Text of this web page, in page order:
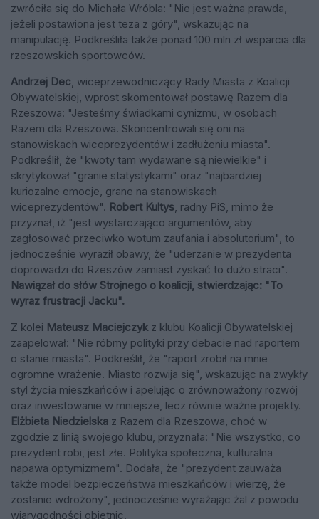
zwróciła się do Michała Wróbla: "Nie jest ważna prawda,
jeżeli postawiona jest teza z góry", wskazując na
manipulację. Podkreśliła także ponad 100 mln zł wsparcia dla
rzeszowskich sportowców.
Andrzej Dec, wiceprzewodniczący Rady Miasta z Koalicji
Obywatelskiej, wprost skomentował postawę Razem dla
Rzeszowa: "Jesteśmy świadkami cynizmu, w osobach
Razem dla Rzeszowa. Skoncentrowali się oni na
stanowiskach wiceprezydentów i zadłużeniu miasta".
Podkreślił, że "kwoty tam wydawane są niewielkie" i
skrytykował "granie statystykami" oraz "najbardziej
kuriozalne emocje, grane na stanowiskach
wiceprezydentów". Robert Kultys, radny PiS, mimo że
przyznał, iż "jest wystarczająco argumentów, aby
zagłosować przeciwko wotum zaufania i absolutorium", to
jednocześnie wyraził obawy, że "uderzanie w prezydenta
doprowadzi do Rzeszów zamiast zyskać to dużo straci".
Nawiązał do słów Strojnego o koalicji, stwierdzając: "To
wyraz frustracji Jacku".
Z kolei Mateusz Maciejczykz klubu Koalicji Obywatelskiej
zaapelował: "Nie róbmy polityki przy debacie nad raportem
o stanie miasta". Podkreślił, że "raport zrobił na mnie
ogromne wrażenie. Miasto rozwija się", wskazując na zwykły
styl życia mieszkańców i apelując o zrównoważony rozwój
oraz inwestowanie w mniejsze, lecz równie ważne projekty.
Elżbieta Niedzielska z Razem dla Rzeszowa, choć w
zgodzie z linią swojego klubu, przyznała: "Nie wszystko, co
prezydent robi, jest złe. Polityka społeczna, kulturalna
napawa optymizmem". Dodała, że "prezydent zauważa
także model bezpieczeństwa mieszkańców i wierzę, że
zostanie wdrożony", jednocześnie wyrażając żal z powodu
wiarygodności obietnic.